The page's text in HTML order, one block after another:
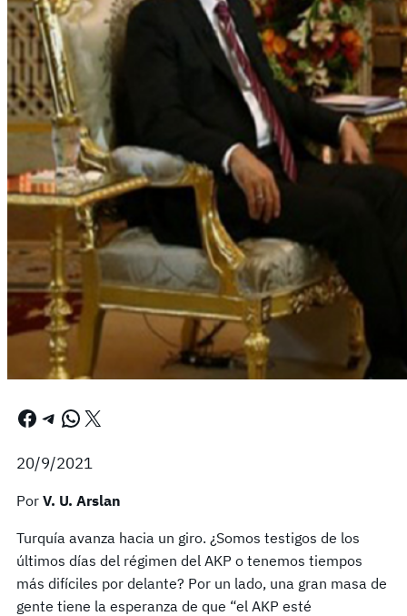
Facebook Telegram WhatsApp X
20/9/2021
Por V. U. Arslan
Turquía avanza hacia un giro. ¿Somos testigos de los
últimos días del régimen del AKP o tenemos tiempos
más difíciles por delante? Por un lado, una gran masa de
gente tiene la esperanza de que “el AKP esté